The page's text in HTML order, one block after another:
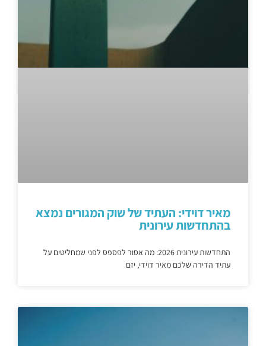
מאיר דוידי: העתיד של שוק המגורים נמצא
בהתחדשות עירונית
התחדשות עירונית 2026: מה אסור לפספס לפני שמחליטים על
עתיד הדירה שלכם מאיר דוידי, יזם